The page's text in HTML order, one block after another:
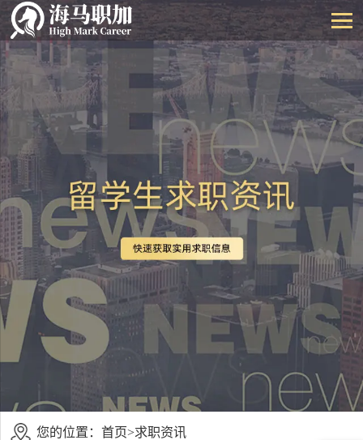
您的位置： 首页>求职资讯